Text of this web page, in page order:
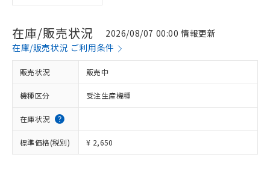
在庫/販売状況
2026/08/07 00:00 情報更新
在庫/販売状況 ご利用条件
販売状況 販売中
機種区分 受注生産機種
在庫状況
標準価格(税別) ¥ 2,650